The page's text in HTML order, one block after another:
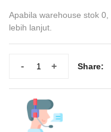
Apabila warehouse stok
lebih lanjut.
+
- Share: